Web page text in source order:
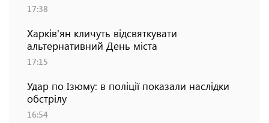
17:38
Харків'ян кличуть відсвяткувати
альтернативний День міста
17:15
Удар по Ізюму: в поліції показали наслідки
обстрілу
16:54